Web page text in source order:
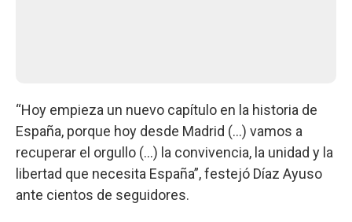
“Hoy empieza un nuevo capítulo en la historia de
España, porque hoy desde Madrid (...) vamos a
recuperar el orgullo (...) la convivencia, la unidad y la
libertad que necesita España”, festejó Díaz Ayuso
ante cientos de seguidores.